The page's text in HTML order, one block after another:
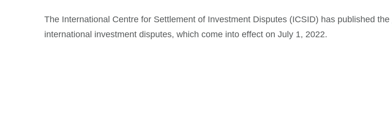
The International Centre for Settlement of Investment Disputes (ICSID) has published the
international investment disputes, which come into effect on July 1, 2022.